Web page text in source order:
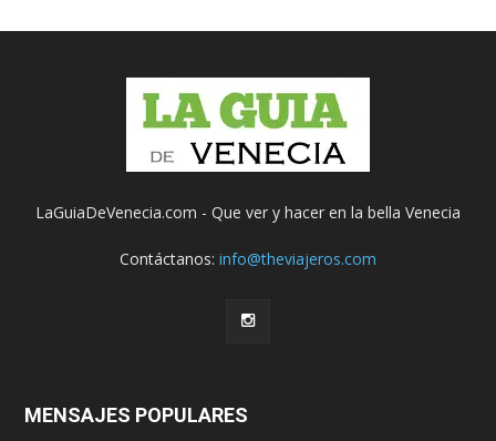
LaGuiaDeVenecia.com - Que ver y hacer en la bella Venecia
Contáctanos: info@theviajeros.com
MENSAJES POPULARES